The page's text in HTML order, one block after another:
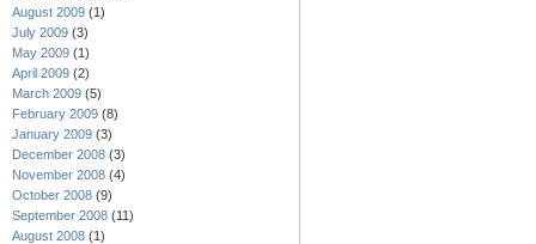
August 2009 (1)
July 2009 (3)
May 2009 (1)
April 2009 (2)
March 2009 (5)
February 2009 (8)
January 2009 (3)
December 2008 (3)
November 2008 (4)
October 2008 (9)
September 2008 (11)
August 2008 (1)